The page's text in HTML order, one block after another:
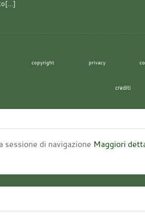
copyright privacy
crediti
di navigazione Maggiori